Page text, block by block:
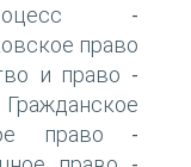
-
право
и право -
Гражданское
право -